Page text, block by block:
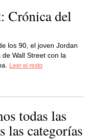
Crónica del
los 90, el joven Jordan
Wall Street con la
Leer el resto
todas las
las categorías